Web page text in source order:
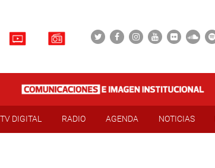
TV DIGITAL RADIO AGENDA NOTICIAS